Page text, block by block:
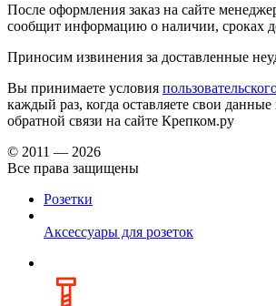
После оформления заказ на сайте
сообщит информацию о наличии, сроках
Приносим извинения за доставленные
Вы принимаете условия
каждый раз, когда оставляете свои
обратной связи на сайте Крепком.ру
© 2011 — 2026
Все права защищены
Розетки
Аксессуары для розеток